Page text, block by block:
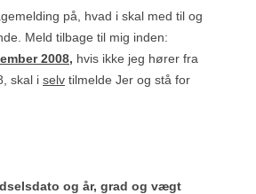
på, hvad i skal med til og
Meld tilbage til mig inden:
2008, hvis ikke jeg hører fra
skal i selv tilmelde Jer og stå for
og år, grad og vægt